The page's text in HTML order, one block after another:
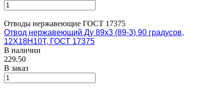
Отводы нержавеющие ГОСТ 17375
Отвод нержавеющий Ду 89х3 (89-3) 90 градусов,
12Х18Н10Т, ГОСТ 17375
В наличии
229.50
В заказ